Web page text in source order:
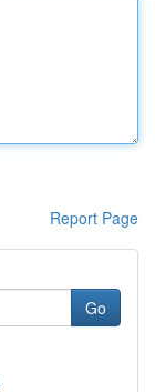
Report Page
Go